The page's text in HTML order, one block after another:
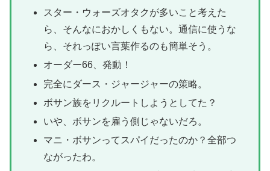
スター・ウォーズオタクが多いこと考えた
ら、そんなにおかしくもない。通信に使うな
ら、それっぽい言葉作るのも簡単そう。
オーダー66、発動！
完全にダース・ジャージャーの策略。
ボサン族をリクルートしようとしてた？
いや、ボサンを雇う側じゃないだろ。
マニ・ボサンってスパイだったのか？全部つ
ながったわ。